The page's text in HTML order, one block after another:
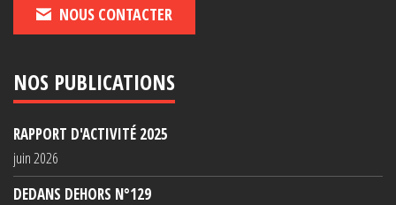
NOUS CONTACTER
NOS PUBLICATIONS
RAPPORT D'ACTIVITÉ 2025
juin 2026
DEDANS DEHORS N°129